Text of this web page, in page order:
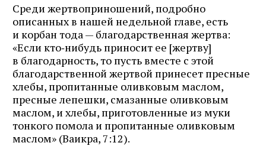
Среди жертвоприношений, подробно
описанных в нашей недельной главе, есть
и корбан тода — благодарственная жертва:
«Если кто‑нибудь приносит ее [жертву]
в благодарность, то пусть вместе с этой
благодарственной жертвой принесет пресные
хлебы, пропитанные оливковым маслом,
пресные лепешки, смазанные оливковым
маслом, и хлебы, приготовленные из муки
тонкого помола и пропитанные оливковым
маслом» (Ваикра, 7:12).